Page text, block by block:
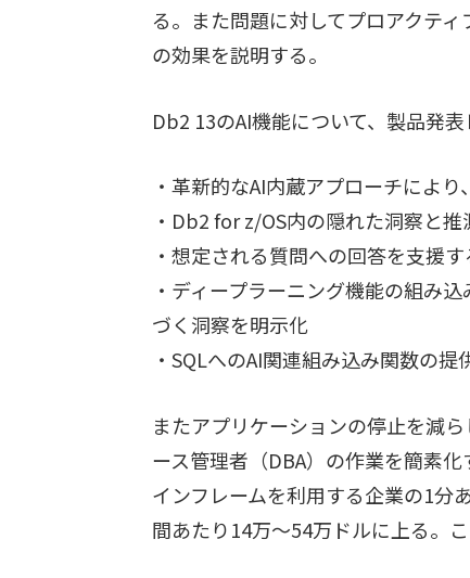
る。また問題に対してプロアクテ
の効果を説明する。
Db2 13のAI機能について、製品発
・革新的なAI内蔵アプローチによ
・Db2 for z/OS内の隠れた洞察と
・想定される質問への回答を支援
・ディープラーニング機能の組み
づく洞察を明示化
・SQLへのAI関連組み込み関数の
またアプリケーションの停止を減
ース管理者（DBA）の作業を簡素
インフレームを利用する企業の1分
間あたり14万～54万ドルに上る。